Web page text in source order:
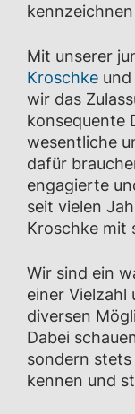
Mit unserer
Kroschke und
wir das
konsequente
wesentliche
dafür
engagierte
seit vielen
Kroschke mit
Wir sind ein
einer
diversen
Dabei
sondern
kennen und